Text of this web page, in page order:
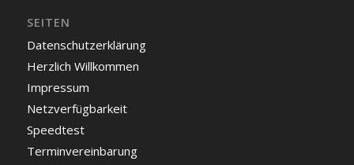
SEITEN
Datenschutzerklärung
Herzlich Willkommen
Impressum
Netzverfügbarkeit
Speedtest
Terminvereinbarung